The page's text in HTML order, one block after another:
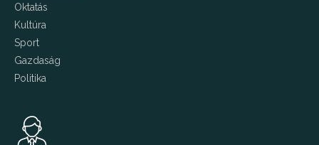
Oktatás
Kultúra
Sport
Gazdaság
Politika